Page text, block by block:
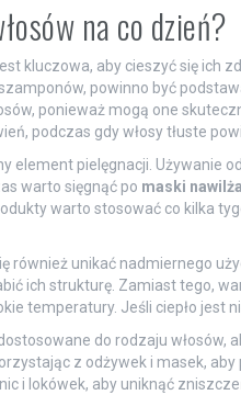
na co dzień?
kluczowa, aby cieszyć się ich
powinno być
ponieważ mogą one
podczas gdy włosy tłuste
element pielęgnacji. Używanie
warto sięgnąć po maski
warto stosować co kilka
również unikać nadmiernego
ich strukturę. Zamiast tego,
temperatury. Jeśli ciepło
do rodzaju włosów,
z odżywek i masek,
i lokówek, aby uniknąć